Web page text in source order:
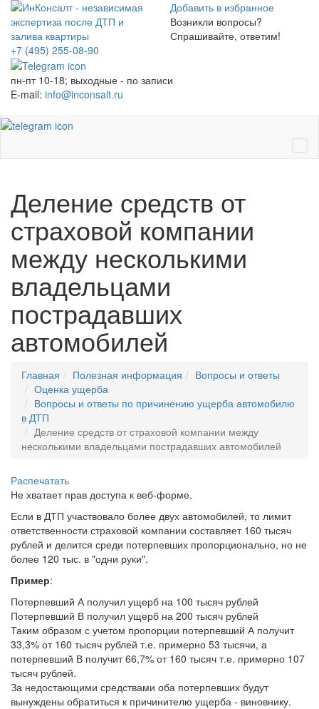
Добавить в избранное
Возникли вопросы?
Спрашивайте, ответим!
+7 (495) 255-08-90
пн-пт 10-18; выходные - по записи
E-mail: info@inconsalt.ru
Деление средств от
страховой компании
между несколькими
владельцами
пострадавших
автомобилей
Главная Полезная информация
Вопросы и ответы
Оценка ущерба
Вопросы и ответы по причинению ущерба автомобилю
в ДТП
Деление средств от страховой компании между
несколькими владельцами пострадавших автомобилей
Распечатать
Не хватает прав доступа к веб-форме.
Если в ДТП участвовало более двух автомобилей, то лимит
ответственности страховой компании составляет 160 тысяч
рублей и делится среди потерпевших пропорционально, но не
более 120 тыс. в "одни руки".
Пример:
Потерпевший А получил ущерб на 100 тысяч рублей
Потерпевший В получил ущерб на 200 тысяч рублей
Таким образом с учетом пропорции потерпевший А получит
33,3% от 160 тысяч рублей т.е. примерно 53 тысячи, а
потерпевший В получит 66,7% от 160 тысяч т.е. примерно 107
тысяч рублей.
За недостающими средствами оба потерпевших будут
вынуждены обратиться к причинителю ущерба - виновнику.